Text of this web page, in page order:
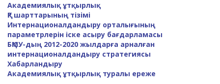
Академиялық ұтқырлық
ҚР шарттарының тізімі
Интернационалдандыру орталығының
параметрлерін іске асыру бағдарламасы
БҚМУ-дың 2012-2020 жылдарға арналған
интернационалдандыру стратегиясы
Хабарландыру
Академиялық ұтқырлық туралы ереже